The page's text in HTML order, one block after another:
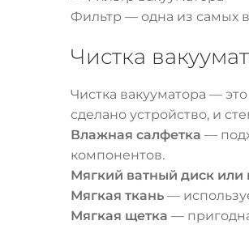
Фильтр — одна из самых
Чистка
Чистка вакууматора —
сделано устройство, и
Влажная салфетка —
компонентов.
Мягкий ватный диск или
Мягкая ткань —
Мягкая щетка —